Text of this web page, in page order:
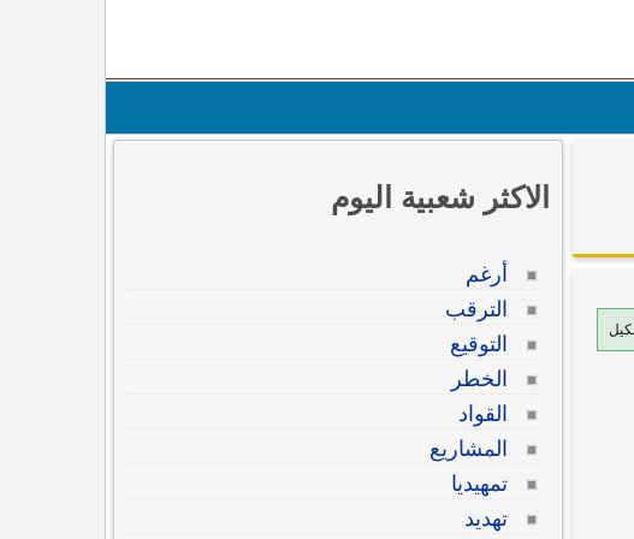
الاكثر شعبية اليوم
أرغم
الترقب
التوقيع
الخطر
القواد
المشاريع
تمهيديا
تهديد